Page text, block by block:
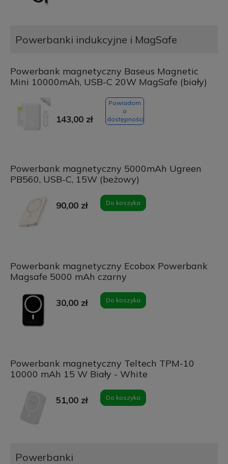
Powerbanki indukcyjne i MagSafe
Powerbank magnetyczny Baseus Magnetic
Mini 10000mAh, USB-C 20W MagSafe (biały)
143,00 zł
Powiadom
o
dostępności
Powerbank magnetyczny 5000mAh Ugreen
PB560, USB-C, 15W (beżowy)
90,00 zł Do koszyka
Powerbank magnetyczny Ecobox Powerbank
Magsafe 5000 mAh czarny
30,00 zł Do koszyka
Powerbank magnetyczny Teltech TPM-10
10000 mAh 15 W Biały - White
51,00 zł Do koszyka
Powerbanki